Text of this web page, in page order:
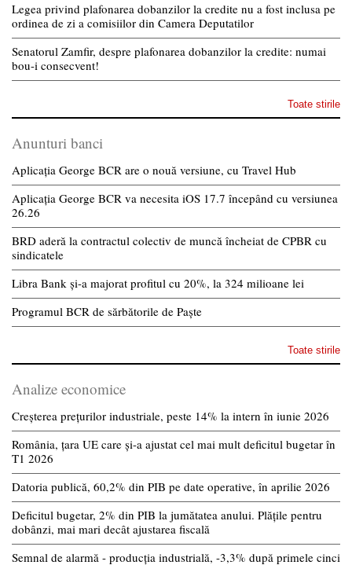
Legea privind plafonarea dobanzilor la credite nu a fost inclusa pe
ordinea de zi a comisiilor din Camera Deputatilor
Senatorul Zamfir, despre plafonarea dobanzilor la credite: numai
bou-i consecvent!
Toate stirile
Anunturi banci
Aplicația George BCR are o nouă versiune, cu Travel Hub
Aplicația George BCR va necesita iOS 17.7 începând cu versiunea
26.26
BRD aderă la contractul colectiv de muncă încheiat de CPBR cu
sindicatele
Libra Bank și-a majorat profitul cu 20%, la 324 milioane lei
Programul BCR de sărbătorile de Paște
Toate stirile
Analize economice
Creșterea prețurilor industriale, peste 14% la intern în iunie 2026
România, țara UE care și-a ajustat cel mai mult deficitul bugetar în
T1 2026
Datoria publică, 60,2% din PIB pe date operative, în aprilie 2026
Deficitul bugetar, 2% din PIB la jumătatea anului. Plățile pentru
dobânzi, mai mari decât ajustarea fiscală
Semnal de alarmă - producția industrială, -3,3% după primele cinci